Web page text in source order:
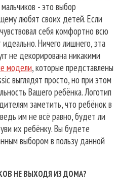
- это выбор
любят своих детей. Если
себя комфортно всю
Ничего лишнего, эта
не декорирована никакими
модели, которые представлены
выглядят просто, но при этом
Вашего ребёнка. Логотип
заметить, что ребёнок в
им не всё равно, будет ли
их ребёнку. Вы будете
выбором в пользу данной
НЕ ВЫХОДЯ ИЗ ДОМА?